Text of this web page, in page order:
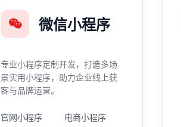
微信小程序
专业小程序定制开发，打造多场
景实用小程序，助力企业线上获
客与品牌运营。
官网小程序
电商小程序